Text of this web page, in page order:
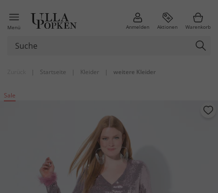
Menü Anmelden Aktionen Warenkorb
| Startseite | Kleider | weitere Kleider
Sale